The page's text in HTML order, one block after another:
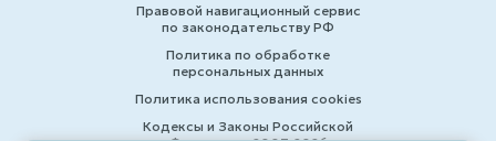
Правовой навигационный сервис
по законодательству РФ
Политика по обработке
персональных данных
Политика использования cookies
Кодексы и Законы Российской